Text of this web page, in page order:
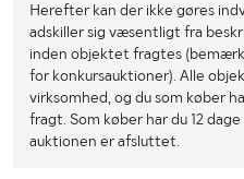
Herefter kan der ikke gøres
adskiller sig væsentligt fra
inden objektet fragtes
for konkursauktioner). Alle
virksomhed, og du som køber
fragt. Som køber har du 12
auktionen er afsluttet.